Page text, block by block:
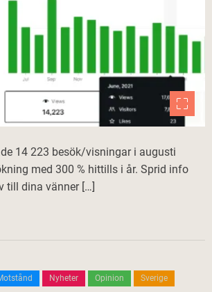
14 223 besök/visningar i augusti
med 300 % hittills i år. Sprid info
till dina vänner […]
Nyheter Opinion Sverige